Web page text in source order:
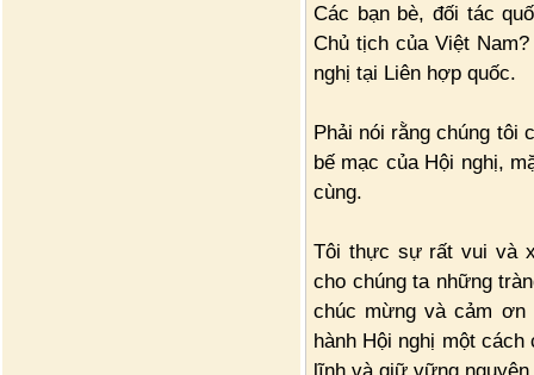
Các bạn bè, đối tác
Chủ tịch của Việt
nghị tại Liên hợp quốc.
Phải nói rằng chúng tôi
bế mạc của Hội nghị,
cùng.
Tôi thực sự rất vui và
cho chúng ta những
chúc mừng và cảm
hành Hội nghị một cách
lĩnh và giữ vững